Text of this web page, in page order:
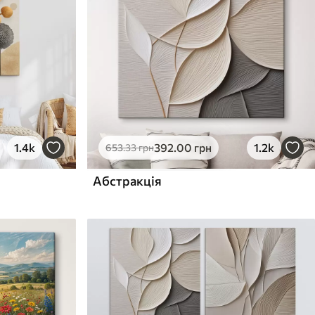
1.4k 653.33грн392.00 грн 1.2k
Абстракція